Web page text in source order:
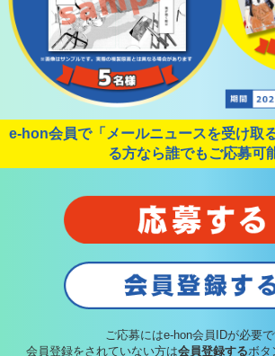
e-hon会員で「メールニュースを受け取
る方なら誰でもご応募可
ご応募にはe-hon会員IDが必要で
会員登録をされていない方は会員登録するボタ